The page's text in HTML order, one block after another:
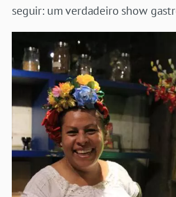
seguir: um verdadeiro show